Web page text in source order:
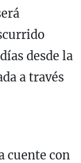
desde la
a través
cuente con